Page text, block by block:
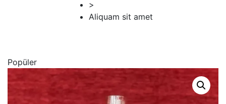
>
Aliquam sit amet
Popüler